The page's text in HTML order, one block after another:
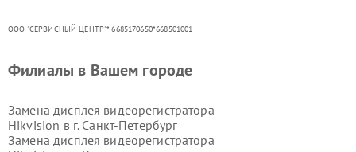
ООО "СЕРВИСНЫЙ ЦЕНТР"* 6685170650*668501001
Филиалы в Вашем городе
Замена дисплея видеорегистратора
Hikvision в г. Санкт-Петербург
Замена дисплея видеорегистратора